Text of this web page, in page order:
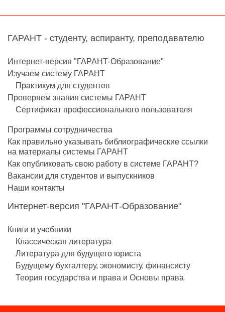
ГАРАНТ - студенту, аспиранту, преподавателю
Интернет-версия "ГАРАНТ-Образование"
Изучаем систему ГАРАНТ
Практикум для студентов
Проверяем знания системы ГАРАНТ
Сертификат профессионального пользователя
Программы сотрудничества
Как правильно указывать библиографические ссылки
на материалы системы ГАРАНТ
Как опубликовать свою работу в системе ГАРАНТ?
Вакансии для студентов и выпускников
Наши контакты
Интернет-версия "ГАРАНТ-Образование"
Книги и учебники
Классическая литература
Литература для будущего юриста
Будущему бухгалтеру, экономисту, финансисту
Теория государства и права и Основы права